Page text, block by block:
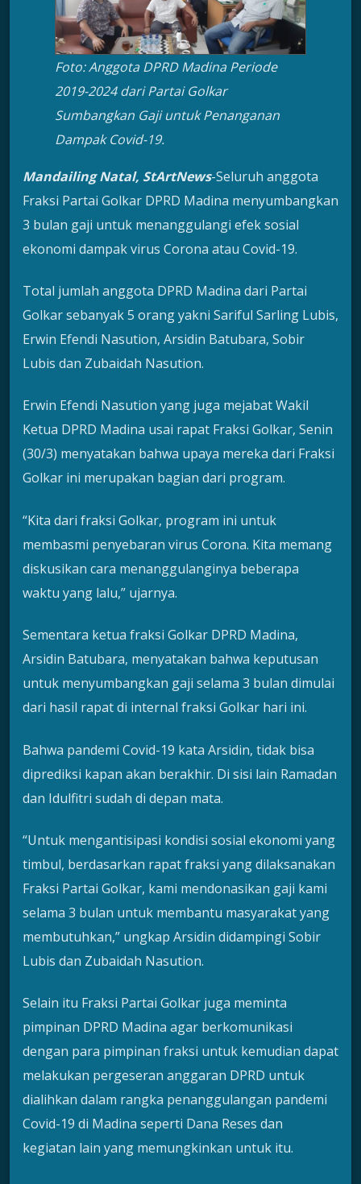
Foto: Anggota DPRD Madina Periode
2019-2024 dari Partai Golkar
Sumbangkan Gaji untuk Penanganan
Dampak Covid-19.
Mandailing Natal, StArtNews-Seluruh anggota
Fraksi Partai Golkar DPRD Madina menyumbangkan
3 bulan gaji untuk menanggulangi efek sosial
ekonomi dampak virus Corona atau Covid-19.
Total jumlah anggota DPRD Madina dari Partai
Golkar sebanyak 5 orang yakni Sariful Sarling Lubis,
Erwin Efendi Nasution, Arsidin Batubara, Sobir
Lubis dan Zubaidah Nasution.
Erwin Efendi Nasution yang juga mejabat Wakil
Ketua DPRD Madina usai rapat Fraksi Golkar, Senin
(30/3) menyatakan bahwa upaya mereka dari Fraksi
Golkar ini merupakan bagian dari program.
“Kita dari fraksi Golkar, program ini untuk
membasmi penyebaran virus Corona. Kita memang
diskusikan cara menanggulanginya beberapa
waktu yang lalu,” ujarnya.
Sementara ketua fraksi Golkar DPRD Madina,
Arsidin Batubara, menyatakan bahwa keputusan
untuk menyumbangkan gaji selama 3 bulan dimulai
dari hasil rapat di internal fraksi Golkar hari ini.
Bahwa pandemi Covid-19 kata Arsidin, tidak bisa
diprediksi kapan akan berakhir. Di sisi lain Ramadan
dan Idulfitri sudah di depan mata.
“Untuk mengantisipasi kondisi sosial ekonomi yang
timbul, berdasarkan rapat fraksi yang dilaksanakan
Fraksi Partai Golkar, kami mendonasikan gaji kami
selama 3 bulan untuk membantu masyarakat yang
membutuhkan,” ungkap Arsidin didampingi Sobir
Lubis dan Zubaidah Nasution.
Selain itu Fraksi Partai Golkar juga meminta
pimpinan DPRD Madina agar berkomunikasi
dengan para pimpinan fraksi untuk kemudian dapat
melakukan pergeseran anggaran DPRD untuk
dialihkan dalam rangka penanggulangan pandemi
Covid-19 di Madina seperti Dana Reses dan
kegiatan lain yang memungkinkan untuk itu.